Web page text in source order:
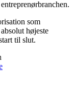
som
højeste
til slut.